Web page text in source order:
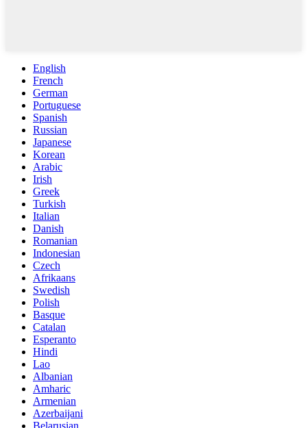
English
French
German
Portuguese
Spanish
Russian
Japanese
Korean
Arabic
Irish
Greek
Turkish
Italian
Danish
Romanian
Indonesian
Czech
Afrikaans
Swedish
Polish
Basque
Catalan
Esperanto
Hindi
Lao
Albanian
Amharic
Armenian
Azerbaijani